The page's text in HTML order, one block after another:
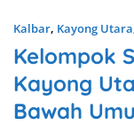
Kalbar, Kayong Utara
Kelompok
Kayong
Bawah